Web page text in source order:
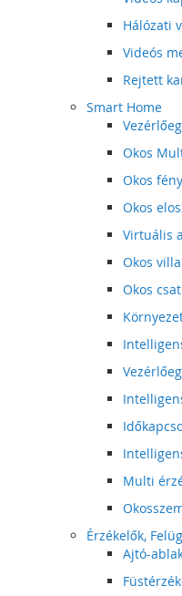
Hálózati
Videós
Rejtett
Smart Home
Okos
Okos
Okos
Virtuális
Okos
Okos
Multi
Érzékelők,
Ajtó-